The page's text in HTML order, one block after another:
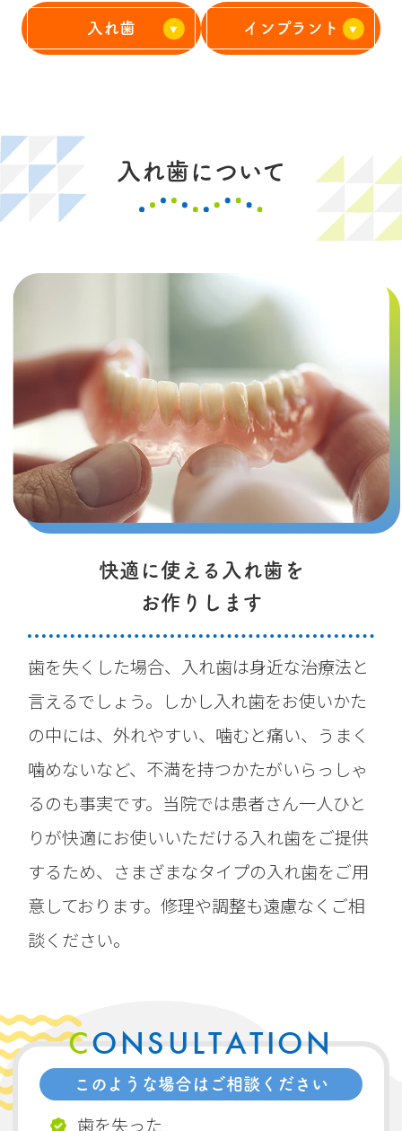
入れ歯 インプラント
入れ歯について
快適に使える入れ歯を
お作りします
歯を失くした場合、入れ歯は身近な治療法と
言えるでしょう。しかし入れ歯をお使いかた
の中には、外れやすい、噛むと痛い、うまく
噛めないなど、不満を持つかたがいらっしゃ
るのも事実です。当院では患者さん一人ひと
りが快適にお使いいただける入れ歯をご提供
するため、さまざまなタイプの入れ歯をご用
意しております。修理や調整も遠慮なくご相
談ください。
CONSULTATION
このような場合はご相談ください
歯を失った